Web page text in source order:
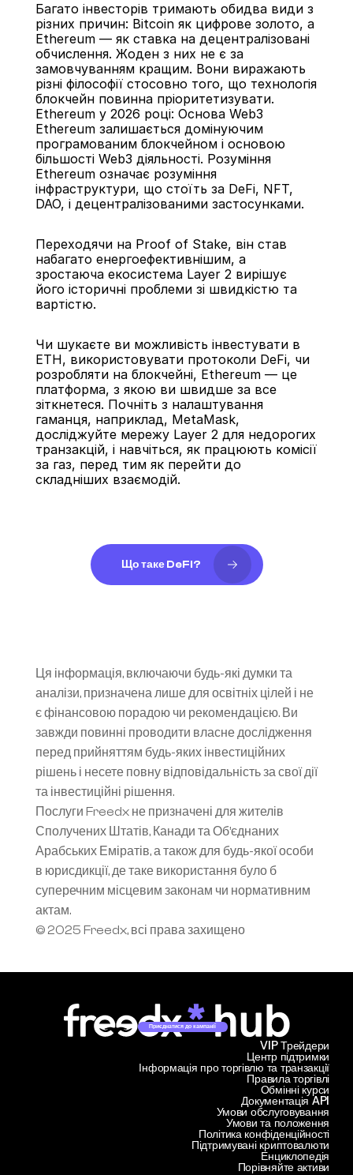
Багато інвесторів тримають обидва види з
різних причин: Bitcoin як цифрове золото, а
Ethereum — як ставка на децентралізовані
обчислення. Жоден з них не є за
замовчуванням кращим. Вони виражають
різні філософії стосовно того, що технологія
блокчейн повинна пріоритетизувати.
Ethereum у 2026 році: Основа Web3
Ethereum залишається домінуючим
програмованим блокчейном і основою
більшості Web3 діяльності. Розуміння
Ethereum означає розуміння
інфраструктури, що стоїть за DeFi, NFT,
DAO, і децентралізованими застосунками.
Переходячи на Proof of Stake, він став
набагато енергоефективнішим, а
зростаюча екосистема Layer 2 вирішує
його історичні проблеми зі швидкістю та
вартістю.
Чи шукаєте ви можливість інвестувати в
ETH, використовувати протоколи DeFi, чи
розробляти на блокчейні, Ethereum — це
платформа, з якою ви швидше за все
зіткнетеся. Почніть з налаштування
гаманця, наприклад, MetaMask,
досліджуйте мережу Layer 2 для недорогих
транзакцій, і навчіться, як працюють комісії
за газ, перед тим як перейти до
складніших взаємодій.
Що таке DeFi?
Ця інформація, включаючи будь-які думки та
аналізи, призначена лише для освітніх цілей і не
є фінансовою порадою чи рекомендацією. Ви
завжди повинні проводити власне дослідження
перед прийняттям будь-яких інвестиційних
рішень і несете повну відповідальність за свої дії
та інвестиційні рішення.
Послуги Freedx не призначені для жителів
Сполучених Штатів, Канади та Об’єднаних
Арабських Еміратів, а також для будь-якої особи
в юрисдикції, де таке використання було б
суперечним місцевим законам чи нормативним
актам.
© 2025 Freedx, всі права захищено
Приєднатися до кампанії
Центр підтримки
Інформація про торгівлю та транзакції
VIP Трейдери
Правила торгівлі
Обмінні курси
Документація API
Умови обслуговування
Умови та положення
Політика конфіденційності
Підтримувані криптовалюти
Енциклопедія
Порівняйте активи